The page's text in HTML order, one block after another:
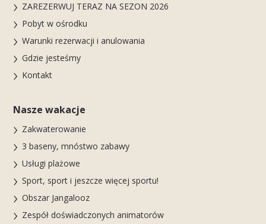
ZAREZERWUJ TERAZ NA SEZON 2026
Pobyt w ośrodku
Warunki rezerwacji i anulowania
Gdzie jesteśmy
Kontakt
Nasze wakacje
Zakwaterowanie
3 baseny, mnóstwo zabawy
Usługi plażowe
Sport, sport i jeszcze więcej sportu!
Obszar Jangalooz
Zespół doświadczonych animatorów